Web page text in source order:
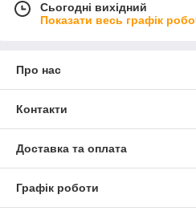
Сьогодні вихідний
Показати весь графік
Про нас
Контакти
Доставка та оплата
Графік роботи